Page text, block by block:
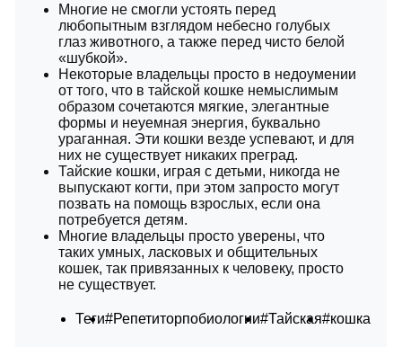
Многие не смогли устоять перед
любопытным взглядом небесно голубых
глаз животного, а также перед чисто белой
«шубкой».
Некоторые владельцы просто в недоумении
от того, что в тайской кошке немыслимым
образом сочетаются мягкие, элегантные
формы и неуемная энергия, буквально
ураганная. Эти кошки везде успевают, и для
них не существует никаких преград.
Тайские кошки, играя с детьми, никогда не
выпускают когти, при этом запросто могут
позвать на помощь взрослых, если она
потребуется детям.
Многие владельцы просто уверены, что
таких умных, ласковых и общительных
кошек, так привязанных к человеку, просто
не существует.
Теги#Репетиторпобиологии#Тайская#кошка